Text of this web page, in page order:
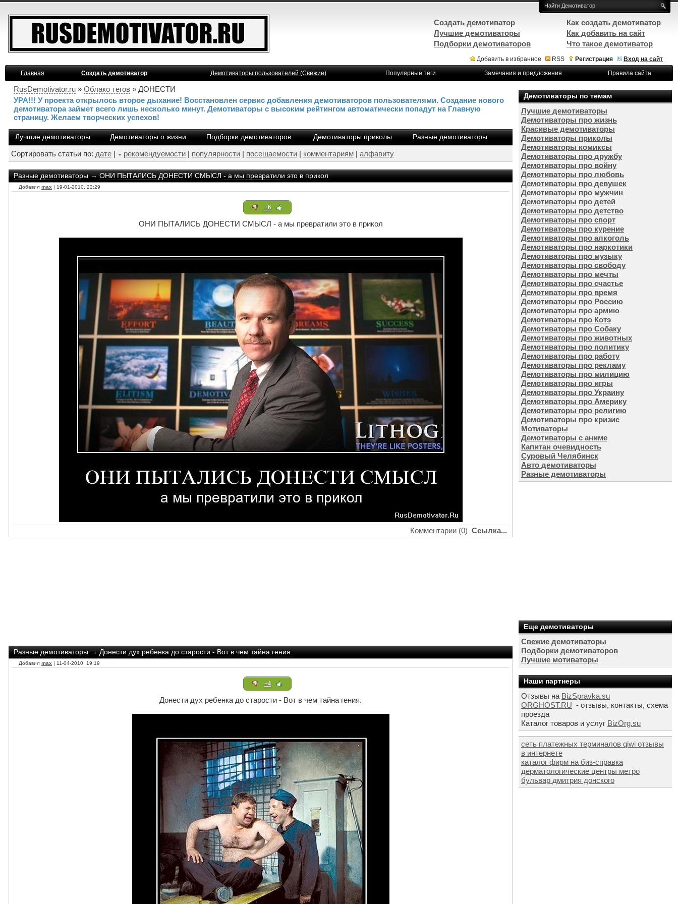
Добавить в избранное RSS Регистрация
Вход на сайт
Главная
Создать демотиватор Демотиваторы пользователей (Свежие) Популярные теги Замечания и предложения Правила сайта
RusDemotivator.ru » Облако тегов » ДОНЕСТИ
УРА!!! У проекта открылось второе дыхание! Восстановлен сервис добавления демотиваторов пользователями. Создание нового
демотиватора займет всего лишь несколько минут. Демотиваторы с высоким рейтингом автоматически попадут на Главную
страницу. Желаем творческих успехов!
Лучшие демотиваторы Демотиваторы о жизни Подборки демотиваторов Демотиваторы приколы Разные демотиваторы
Сортировать статьи по: дате | рекомендуемости | популярности | посещаемости | комментариям | алфавиту
Разные демотиваторы→ОНИ ПЫТАЛИСЬ ДОНЕСТИ СМЫСЛ - а мы превратили это в прикол
Добавил max | 19-01-2010, 22:29
+6
ОНИ ПЫТАЛИСЬ ДОНЕСТИ СМЫСЛ - а мы превратили это в прикол
Комментарии (0) Ссылка...
Разные демотиваторы→Донести дух ребенка до старости - Вот в чем тайна гения.
Добавил max | 11-04-2010, 19:19
+4
Донести дух ребенка до старости - Вот в чем тайна гения.
Демотиваторы по темам
Лучшие демотиваторы
Демотиваторы про жизнь
Красивые демотиваторы
Демотиваторы приколы
Демотиваторы комиксы
Демотиваторы про дружбу
Демотиваторы про войну
Демотиваторы про любовь
Демотиваторы про девушек
Демотиваторы про мужчин
Демотиваторы про детей
Демотиваторы про детство
Демотиваторы про спорт
Демотиваторы про курение
Демотиваторы про алкоголь
Демотиваторы про наркотики
Демотиваторы про музыку
Демотиваторы про свободу
Демотиваторы про мечты
Демотиваторы про счастье
Демотиваторы про время
Демотиваторы про Россию
Демотиваторы про армию
Демотиваторы про Котэ
Демотиваторы про Собаку
Демотиваторы про животных
Демотиваторы про политику
Демотиваторы про работу
Демотиваторы про рекламу
Демотиваторы про милицию
Демотиваторы про игры
Демотиваторы про Украину
Демотиваторы про Америку
Демотиваторы про религию
Демотиваторы про кризис
Мотиваторы
Демотиваторы с аниме
Капитан очевидность
Суровый Челябинск
Авто демотиваторы
Разные демотиваторы
Еще демотиваторы
Свежие демотиваторы
Подборки демотиваторов
Лучшие мотиваторы
Наши партнеры
Отзывы на BizSpravka.su
ORGHOST.RU - отзывы, контакты, схема
проезда
Каталог товаров и услуг BizOrg.su
сеть платежных терминалов qiwi отзывы
в интернете
каталог фирм на биз-справка
дерматологические центры метро
бульвар дмитрия донского
Создать демотиватор
Лучшие демотиваторы
Подборки демотиваторов
Как создать демотиватор
Как добавить на сайт
Что такое демотиватор